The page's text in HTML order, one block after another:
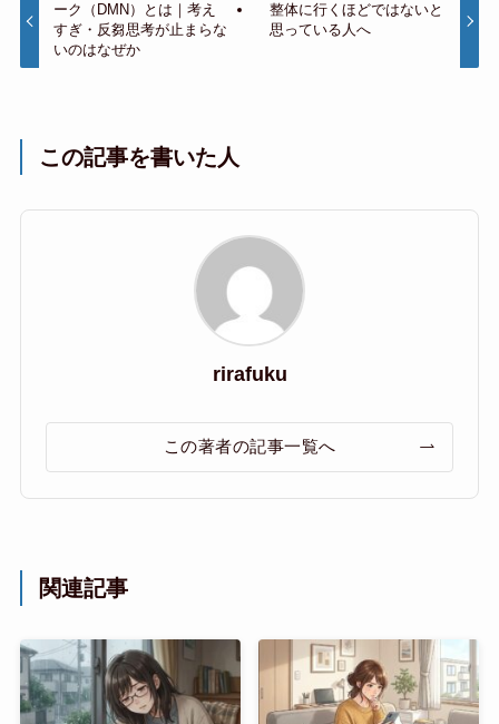
ーク（DMN）とは｜考え
すぎ・反芻思考が止まらな
いのはなぜか
整体に行くほどではないと
思っている人へ
この記事を書いた人
rirafuku
この著者の記事一覧へ
関連記事